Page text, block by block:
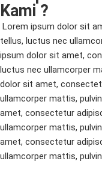
Kami ?
Lorem ipsum dolor sit
tellus, luctus nec
ipsum dolor sit amet,
luctus nec ullamcorper
dolor sit amet,
ullamcorper mattis,
amet, consectetur
ullamcorper mattis,
amet, consectetur
ullamcorper mattis,